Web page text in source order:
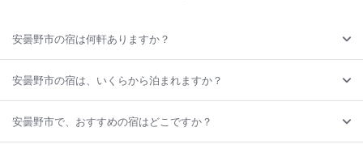
安曇野市の宿は何軒ありますか？
安曇野市の宿は、いくらから泊まれますか？
安曇野市で、おすすめの宿はどこですか？